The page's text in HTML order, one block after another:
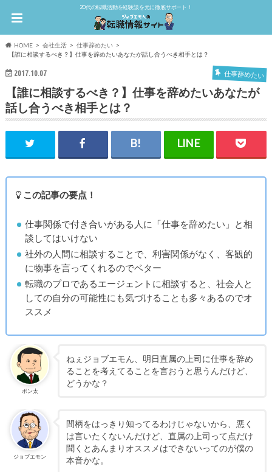
20代の転職活動を経験談を元に徹底サポート！
HOME 会社生活
仕事辞めたい
【誰に相談するべき？】仕事を辞めたいあなたが話し合うべき相手とは？
2017.10.07 仕事辞めたい
【誰に相談するべき？】仕事を辞めたいあなたが
話し合うべき相手とは？
この記事の要点！
仕事関係で付き合いがある人に「仕事を辞めたい」と相
談してはいけない
社外の人間に相談することで、利害関係がなく、客観的
に物事を言ってくれるのでベター
転職のプロであるエージェントに相談すると、社会人と
しての自分の可能性にも気づけることも多々あるのでオ
ススメ
ポン太
ねぇジョブエモん、明日直属の上司に仕事を辞め
ることを考えてることを言おうと思うんだけど、
どうかな？
ジョブエモン
間柄をはっきり知ってるわけじゃないから、悪く
は言いたくないんだけど、直属の上司って点だけ
聞くとあんまりオススメはできないってのが僕の
本音かな。